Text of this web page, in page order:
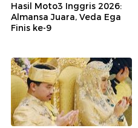
Hasil Moto3 Inggris 2026:
Almansa Juara, Veda Ega
Finis ke-9